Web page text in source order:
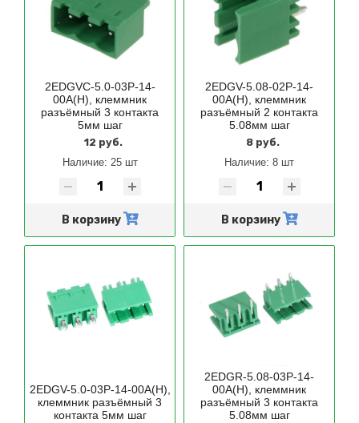
2EDGVC-5.0-03P-14-
00A(H), клеммник
разъёмный 3 контакта
5мм шаг
12 руб.
Наличие: 25 шт
В корзину
2EDGV-5.08-02P-14-
00A(H), клеммник
разъёмный 2 контакта
5.08мм шаг
8 руб.
Наличие: 8 шт
В корзину
2EDGV-5.0-03P-14-00A(H),
клеммник разъёмный 3
контакта 5мм шаг
2EDGR-5.08-03P-14-
00A(H), клеммник
разъёмный 3 контакта
5.08мм шаг